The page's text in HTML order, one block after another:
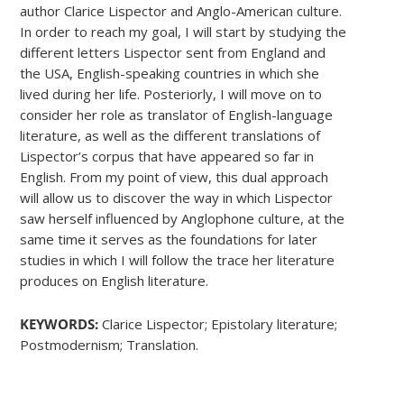
author Clarice Lispector and Anglo-American culture.
In order to reach my goal, I will start by studying the
different letters Lispector sent from England and
the USA, English-speaking countries in which she
lived during her life. Posteriorly, I will move on to
consider her role as translator of English-language
literature, as well as the different translations of
Lispector’s corpus that have appeared so far in
English. From my point of view, this dual approach
will allow us to discover the way in which Lispector
saw herself influenced by Anglophone culture, at the
same time it serves as the foundations for later
studies in which I will follow the trace her literature
produces on English literature.
KEYWORDS: Clarice Lispector; Epistolary literature;
Postmodernism; Translation.